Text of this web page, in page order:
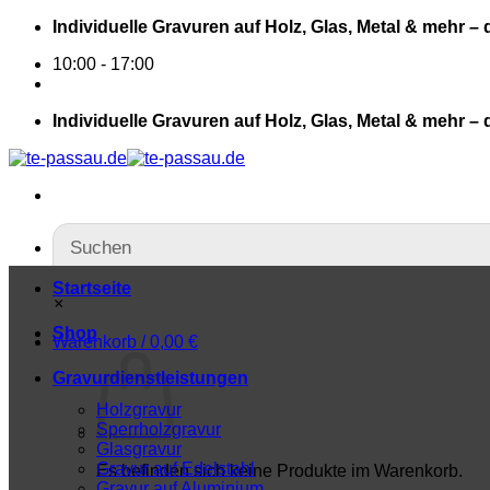
Individuelle Gravuren auf Holz, Glas, Metal & mehr –
10:00 - 17:00
Individuelle Gravuren auf Holz, Glas, Metal & mehr –
×
Warenkorb /0,00 €
Es befinden sich keine Produkte im Warenkorb.
Startseite
Shop
Gravurdienstleistungen
Holzgravur
Sperrholzgravur
Glasgravur
Gravur auf Edelstahl